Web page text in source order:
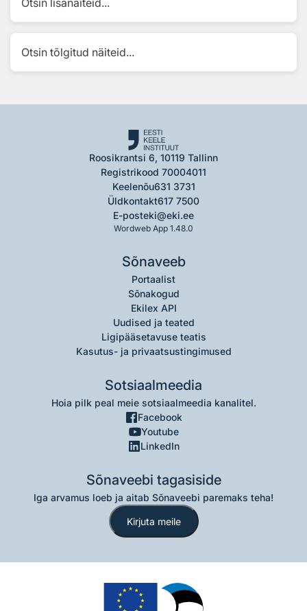
Otsin tõlgitud näiteid...
Roosikrantsi 6, 10119 Tallinn
Registrikood 70004011
Keelenõu631 3731
Üldkontakt617 7500
E-posteki@eki.ee
Wordweb App 1.48.0
Sõnaveeb
Portaalist
Sõnakogud
Ekilex API
Uudised ja teated
Ligipääsetavuse teatis
Kasutus- ja privaatsustingimused
Sotsiaalmeedia
Hoia pilk peal meie sotsiaalmeedia kanalitel.
Facebook
Youtube
LinkedIn
Sõnaveebi tagasiside
Iga arvamus loeb ja aitab Sõnaveebi paremaks teha!
Kirjuta meile